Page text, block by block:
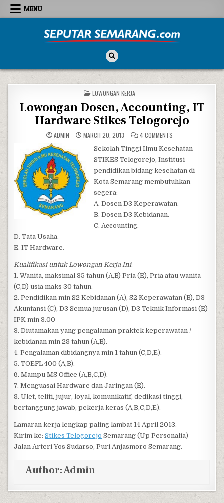
Skip to content
MENU
POSTED IN
LOWONGAN KERJA
Lowongan Dosen, Accounting, IT
Hardware Stikes Telogorejo
ADMIN MARCH 20, 2013 4 COMMENTSON LOWONGAN
Sekolah Tinggi Ilmu Kesehatan
STIKES Telogorejo, Institusi
pendidikan bidang kesehatan di
Kota Semarang membutuhkan
segera:
A. Dosen D3 Keperawatan.
B. Dosen D3 Kebidanan.
C. Accounting.
D. Tata Usaha.
E. IT Hardware.
Kualifikasi untuk Lowongan Kerja Ini:
1. Wanita, maksimal 35 tahun (A,B) Pria (E), Pria atau wanita
(C,D) usia maks 30 tahun.
2. Pendidikan min S2 Kebidanan (A), S2 Keperawatan (B), D3
Akuntansi (C), D3 Semua jurusan (D), D3 Teknik Informasi (E)
IPK min 3.00
3. Diutamakan yang pengalaman praktek keperawatan /
kebidanan min 28 tahun (A,B).
4. Pengalaman dibidangnya min 1 tahun (C,D,E).
5. TOEFL 400 (A,B).
6. Mampu MS Office (A,B,C,D).
7. Menguasai Hardware dan Jaringan (E).
8. Ulet, teliti, jujur, loyal, komunikatif, dedikasi tinggi,
bertanggung jawab, pekerja keras (A,B,C,D,E).
Lamaran kerja lengkap paling lambat 14 April 2013.
Kirim ke:Stikes Telogorejo Semarang (Up Personalia)
Jalan Arteri Yos Sudarso, Puri Anjasmoro Semarang.
Author:Admin